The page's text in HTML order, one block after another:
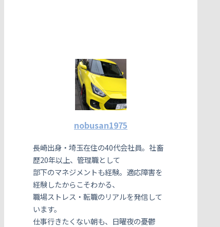
nobusan1975
長崎出身・埼玉在住の40代会社員。社畜
歴20年以上、管理職として
部下のマネジメントも経験。適応障害を
経験したからこそわかる、
職場ストレス・転職のリアルを発信して
います。
仕事行きたくない朝も、日曜夜の憂鬱